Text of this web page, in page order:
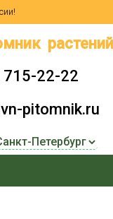
растений
715-22-22
pitomnik.ru